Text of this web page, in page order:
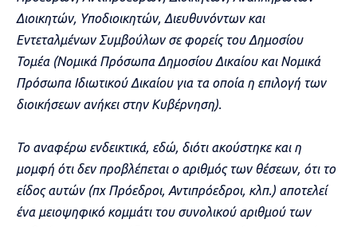
Διοικητών, Υποδιοικητών, Διευθυνόντων και
Εντεταλμένων Συμβούλων σε φορείς του Δημοσίου
Τομέα (Νομικά Πρόσωπα Δημοσίου Δικαίου και Νομικά
Πρόσωπα Ιδιωτικού Δικαίου για τα οποία η επιλογή των
διοικήσεων ανήκει στην Κυβέρνηση).
Το αναφέρω ενδεικτικά, εδώ, διότι ακούστηκε και η
μομφή ότι δεν προβλέπεται ο αριθμός των θέσεων, ότι το
είδος αυτών (πχ Πρόεδροι, Αντιπρόεδροι, κλπ.) αποτελεί
ένα μειοψηφικό κομμάτι του συνολικού αριθμού των